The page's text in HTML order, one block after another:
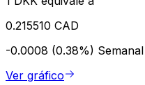
0.215510 CAD
-0.0008 (0.38%) Semanal
Ver gráfico